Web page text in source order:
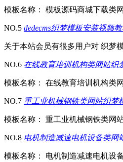
模板名称： 模板源码商城下载类
NO.5 dedecms织梦模板安装视频
关于本站会员有很多用户对 织梦
NO.6 在线教育培训机构类网站织
模板名称： 在线教育培训机构类
NO.7 重工业机械钢铁类网站织梦
模板名称： 重工业机械钢铁类网
NO.8 电机制造减速电机设备类网
模板名称： 电机制造减速电机设